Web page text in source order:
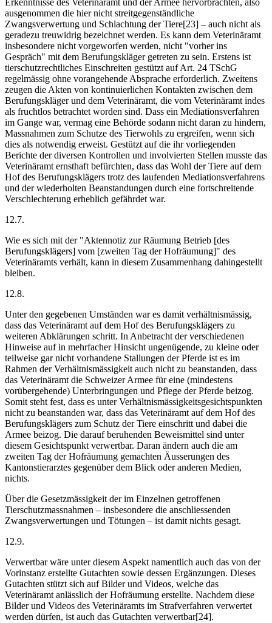
Erkenntnisse des Veterinäramt und der Armee hervorbrachten, also
ausgenommen die hier nicht streitgegenständliche
Zwangsverwertung und Schlachtung der Tiere[23] – auch nicht als
geradezu treuwidrig bezeichnet werden. Es kann dem Veterinäramt
insbesondere nicht vorgeworfen werden, nicht "vorher ins
Gespräch" mit dem Berufungskläger getreten zu sein. Erstens ist
tierschutzrechtliches Einschreiten gestützt auf Art. 24 TSchG
regelmässig ohne vorangehende Absprache erforderlich. Zweitens
zeugen die Akten von kontinuierlichen Kontakten zwischen dem
Berufungskläger und dem Veterinäramt, die vom Veterinäramt indes
als fruchtlos betrachtet worden sind. Dass ein Mediationsverfahren
im Gange war, vermag eine Behörde sodann nicht daran zu hindern,
Massnahmen zum Schutze des Tierwohls zu ergreifen, wenn sich
dies als notwendig erweist. Gestützt auf die ihr vorliegenden
Berichte der diversen Kontrollen und involvierten Stellen musste das
Veterinäramt ernsthaft befürchten, dass das Wohl der Tiere auf dem
Hof des Berufungsklägers trotz des laufenden Mediationsverfahrens
und der wiederholten Beanstandungen durch eine fortschreitende
Verschlechterung erheblich gefährdet war.
12.7.
Wie es sich mit der "Aktennotiz zur Räumung Betrieb [des
Berufungsklägers] vom [zweiten Tag der Hofräumung]" des
Veterinäramts verhält, kann in diesem Zusammenhang dahingestellt
bleiben.
12.8.
Unter den gegebenen Umständen war es damit verhältnismässig,
dass das Veterinäramt auf dem Hof des Berufungsklägers zu
weiteren Abklärungen schritt. In Anbetracht der verschiedenen
Hinweise auf in mehrfacher Hinsicht ungenügende, zu kleine oder
teilweise gar nicht vorhandene Stallungen der Pferde ist es im
Rahmen der Verhältnismässigkeit auch nicht zu beanstanden, dass
das Veterinäramt die Schweizer Armee für eine (mindestens
vorübergehende) Unterbringungen und Pflege der Pferde beizog.
Somit steht fest, dass es unter Verhältnismässigkeitsgesichtspunkten
nicht zu beanstanden war, dass das Veterinäramt auf dem Hof des
Berufungsklägers zum Schutz der Tiere einschritt und dabei die
Armee beizog. Die darauf beruhenden Beweismittel sind unter
diesem Gesichtspunkt verwertbar. Daran ändern auch die am
zweiten Tag der Hofräumung gemachten Äusserungen des
Kantonstierarztes gegenüber dem Blick oder anderen Medien,
nichts.
Über die Gesetzmässigkeit der im Einzelnen getroffenen
Tierschutzmassnahmen – insbesondere die anschliessenden
Zwangsverwertungen und Tötungen – ist damit nichts gesagt.
12.9.
Verwertbar wäre unter diesem Aspekt namentlich auch das von der
Vorinstanz erstellte Gutachten sowie dessen Ergänzungen. Dieses
Gutachten stützt sich auf Bilder und Videos, welche das
Veterinäramt anlässlich der Hofräumung erstellte. Nachdem diese
Bilder und Videos des Veterinäramts im Strafverfahren verwertet
werden dürfen, ist auch das Gutachten verwertbar[24].